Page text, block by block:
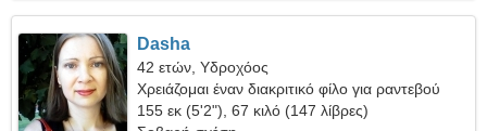
Dasha
42 ετών, Υδροχόος
Χρειάζομαι έναν διακριτικό φίλο για ραντεβού
155 εκ (5'2"), 67 κιλό (147 λίβρες)